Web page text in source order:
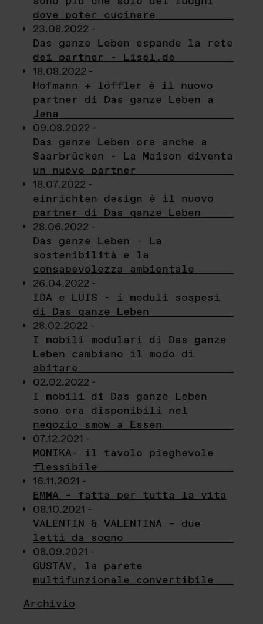
dove poter cucinare
23.08.2022 -
Das ganze Leben espande la rete
dei partner - Lisel.de
18.08.2022 -
Hofmann + löffler è il nuovo
partner di Das ganze Leben a
Jena
09.08.2022 -
Das ganze Leben ora anche a
Saarbrücken - La Maison diventa
un nuovo partner
18.07.2022 -
einrichten design è il nuovo
partner di Das ganze Leben
28.06.2022 -
Das ganze Leben - La
sostenibilità e la
consapevolezza ambientale
26.04.2022 -
IDA e LUIS - i moduli sospesi
di Das ganze Leben
28.02.2022 -
I mobili modulari di Das ganze
Leben cambiano il modo di
abitare
02.02.2022 -
I mobili di Das ganze Leben
sono ora disponibili nel
negozio smow a Essen
07.12.2021 -
MONIKA– il tavolo pieghevole
flessibile
16.11.2021 -
EMMA – fatta per tutta la vita
08.10.2021 -
VALENTIN & VALENTINA – due
letti da sogno
08.09.2021 -
GUSTAV, la parete
multifunzionale convertibile
Archivio